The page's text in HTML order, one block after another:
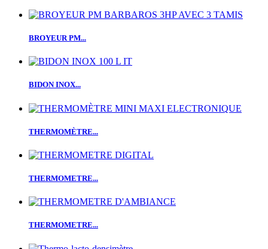
BROYEUR PM...
BIDON INOX...
THERMOMÈTRE...
THERMOMETRE...
THERMOMETRE...